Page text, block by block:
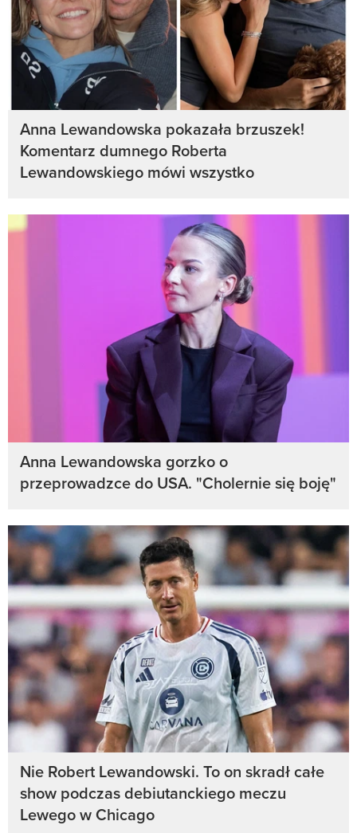
Anna Lewandowska pokazała brzuszek!
Komentarz dumnego Roberta
Lewandowskiego mówi wszystko
Anna Lewandowska gorzko o
przeprowadzce do USA. "Cholernie się boję"
Nie Robert Lewandowski. To on skradł całe
show podczas debiutanckiego meczu
Lewego w Chicago